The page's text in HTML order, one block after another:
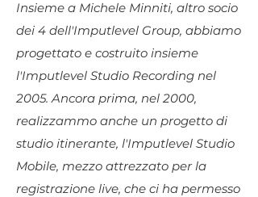
Insieme a Michele Minniti, altro socio
dei 4 dell'Imputlevel Group, abbiamo
progettato e costruito insieme
l'Imputlevel Studio Recording nel
2005. Ancora prima, nel 2000,
realizzammo anche un progetto di
studio itinerante, l'Imputlevel Studio
Mobile, mezzo attrezzato per la
registrazione live, che ci ha permesso